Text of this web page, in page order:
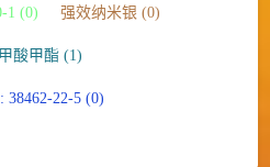
1 (0) 强效纳米银 (0)
酸甲酯 (1)
38462-22-5 (0)